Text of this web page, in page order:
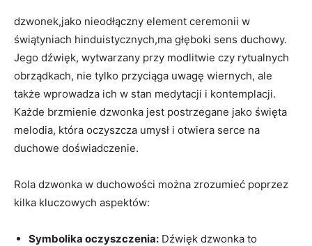
dzwonek,jako nieodłączny element ceremonii w
świątyniach hinduistycznych,ma głęboki sens duchowy.
Jego dźwięk, wytwarzany przy modlitwie czy rytualnych​
obrządkach, nie tylko przyciąga uwagę wiernych, ale
także wprowadza⁣ ich w stan medytacji i kontemplacji.
Każde‌ brzmienie ⁣dzwonka jest postrzegane jako święta
melodia, która oczyszcza umysł i otwiera serce na
duchowe doświadczenie.
Rola ⁤dzwonka w duchowości ​można zrozumieć poprzez
kilka kluczowych aspektów:
Symbolika oczyszczenia: Dźwięk dzwonka to